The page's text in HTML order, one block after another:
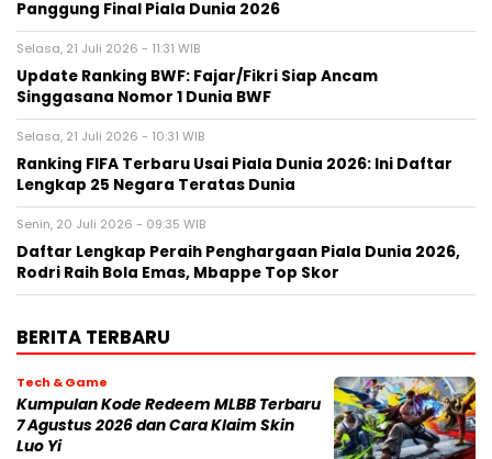
Panggung Final Piala Dunia 2026
Selasa, 21 Juli 2026 - 11:31 WIB
Update Ranking BWF: Fajar/Fikri Siap Ancam
Singgasana Nomor 1 Dunia BWF
Selasa, 21 Juli 2026 - 10:31 WIB
Ranking FIFA Terbaru Usai Piala Dunia 2026: Ini Daftar
Lengkap 25 Negara Teratas Dunia
Senin, 20 Juli 2026 - 09:35 WIB
Daftar Lengkap Peraih Penghargaan Piala Dunia 2026,
Rodri Raih Bola Emas, Mbappe Top Skor
BERITA TERBARU
Tech & Game
Kumpulan Kode Redeem MLBB Terbaru
7 Agustus 2026 dan Cara Klaim Skin
Luo Yi